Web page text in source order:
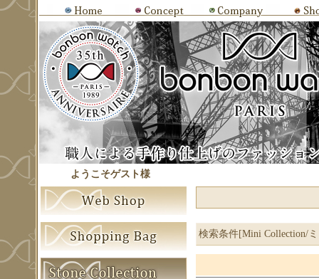
ようこそゲスト様
検索条件[Mini Collection/